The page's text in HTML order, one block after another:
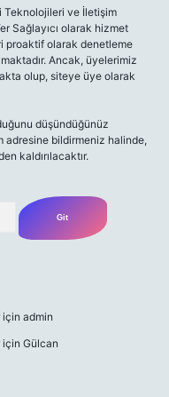
Teknolojileri ve İletişim
Sağlayıcı olarak hizmet
proaktif olarak denetleme
Ancak, üyelerimiz
olup, siteye üye olarak
düşündüğünüz
adresine bildirmeniz halinde,
kaldırılacaktır.
için admin
için Gülcan